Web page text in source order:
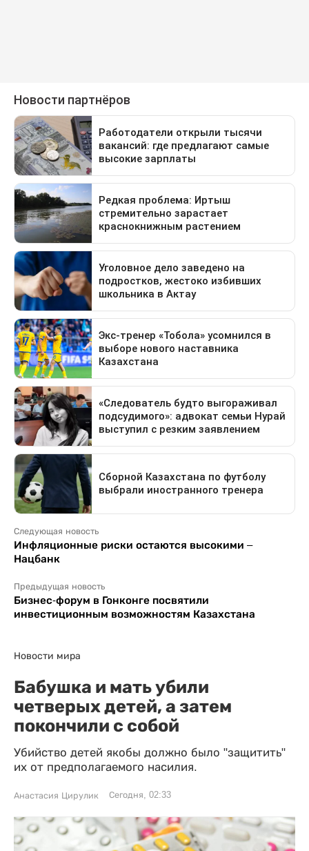
Следующая новость
Инфляционные риски остаются высокими –
Нацбанк
Предыдущая новость
Бизнес-форум в Гонконге посвятили
инвестиционным возможностям Казахстана
Новости мира
Бабушка и мать убили
четверых детей, а затем
покончили с собой
Убийство детей якобы должно было "защитить"
их от предполагаемого насилия.
Анастасия Цирулик Сегодня, 02:33